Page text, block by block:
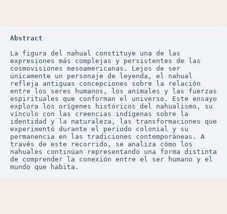
Abstract
La figura del nahual constituye una de las
expresiones más complejas y persistentes de las
cosmovisiones mesoamericanas. Lejos de ser
únicamente un personaje de leyenda, el nahual
refleja antiguas concepciones sobre la relación
entre los seres humanos, los animales y las fuerzas
espirituales que conforman el universo. Este ensayo
explora los orígenes históricos del nahualismo, su
vínculo con las creencias indígenas sobre la
identidad y la naturaleza, las transformaciones que
experimentó durante el periodo colonial y su
permanencia en las tradiciones contemporáneas. A
través de este recorrido, se analiza cómo los
nahuales continúan representando una forma distinta
de comprender la conexión entre el ser humano y el
mundo que habita.